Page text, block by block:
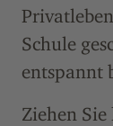
Schule
entspannt
Ziehen